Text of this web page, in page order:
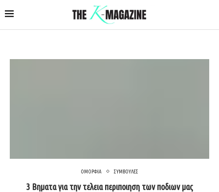
ΟΜΟΡΦΙΑ ΣΥΜΒΟΥΛΕΣ
3 Βηματα για την τελεια περιποιηση των ποδιων μας